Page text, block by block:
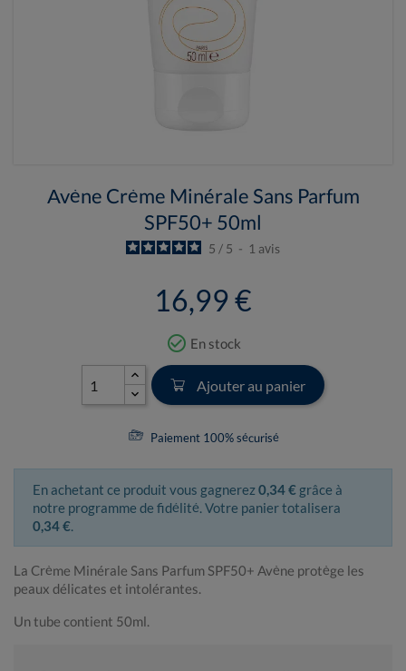
Avène Crème Minérale Sans Parfum
SPF50+ 50ml
5 / 5 - 1 avis
16,99 €
check_circle_outline En stock
Ajouter au panier
Paiement 100% sécurisé
En achetant ce produit vous gagnerez0,34 € grâce à
notre programme de fidélité. Votre panier totalisera
0,34 €.
La Crème Minérale Sans Parfum SPF50+ Avène protège les
peaux délicates et intolérantes.
Un tube contient 50ml.